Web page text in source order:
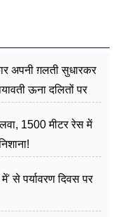
अपनी ग़लती सुधारकर
ऊना दलितों पर
1500 मीटर रेस में
से पर्यावरण दिवस पर